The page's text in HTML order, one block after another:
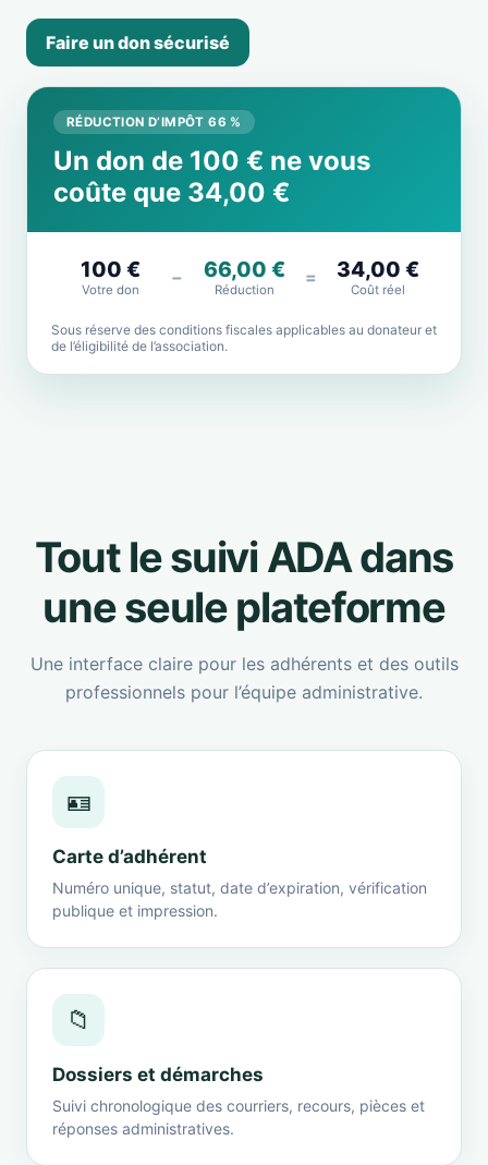
Faire un don sécurisé
RÉDUCTION D’IMPÔT 66 %
Un don de 100 € ne vous
coûte que 34,00 €
100 €
Votre don
− 66,00 €
Réduction
= 34,00 €
Coût réel
Sous réserve des conditions fiscales applicables au donateur et
de l’éligibilité de l’association.
Tout le suivi ADA dans
une seule plateforme
Une interface claire pour les adhérents et des outils
professionnels pour l’équipe administrative.
🪪
Carte d’adhérent
Numéro unique, statut, date d’expiration, vérification
publique et impression.
📁
Dossiers et démarches
Suivi chronologique des courriers, recours, pièces et
réponses administratives.